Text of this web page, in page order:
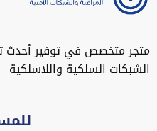
متجر متخصص في توفير أحدث
الشبكات السلكية واللاسلكية